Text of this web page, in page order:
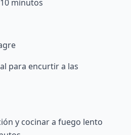
minutos
para encurtir a las
y cocinar a fuego lento